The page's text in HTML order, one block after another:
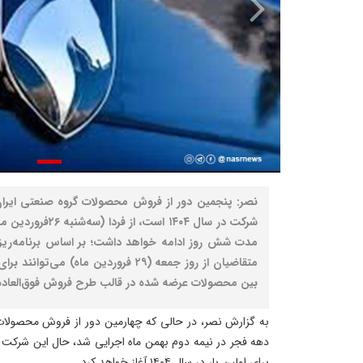
نصر: پنجمین دور از فروش محصولات گروه صنعتی
شرکت در سال ۱۴۰۴
مدت شش روز ادامه خواهد داشت؛ بر اساس
متقاضیان از روز جمعه (۲۹ فروردین
بین محصولات عرضه شده در قالب طرح فروش
به گزارش نصر، در حالی که چهارمین دور از فروش
دهه فجر در نیمه دوم بهمن ماه اجرایی شد، حال این